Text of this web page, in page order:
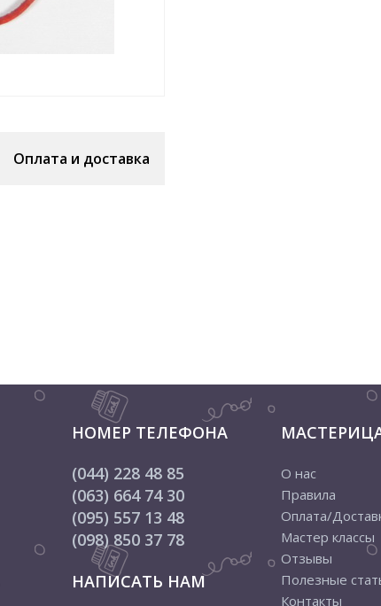
Оплата и доставка
НОМЕР ТЕЛЕФОНА
(044) 228 48 85
(063) 664 74 30
(095) 557 13 48
(098) 850 37 78
НАПИСАТЬ НАМ
О нас
Правила
Оплата/
Мастер классы
Отзывы
Полезные
Контакты